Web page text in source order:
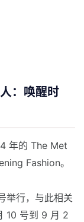
：唤醒时
年的 The Met
Fashion。
举行，与此相关
10 号到 9 月 2